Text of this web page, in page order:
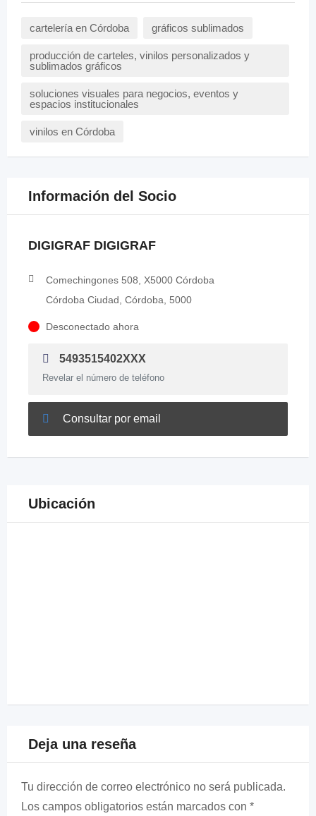
cartelería en Córdoba gráficos sublimados
producción de carteles, vinilos personalizados y
sublimados gráficos
soluciones visuales para negocios, eventos y
espacios institucionales
vinilos en Córdoba
Información del Socio
DIGIGRAF DIGIGRAF
Comechingones 508, X5000 Córdoba
Córdoba Ciudad, Córdoba, 5000
Desconectado ahora
5493515402XXX
Revelar el número de teléfono
Consultar por email
Ubicación
Deja una reseña
Tu dirección de correo electrónico no será publicada.
Los campos obligatorios están marcados con *